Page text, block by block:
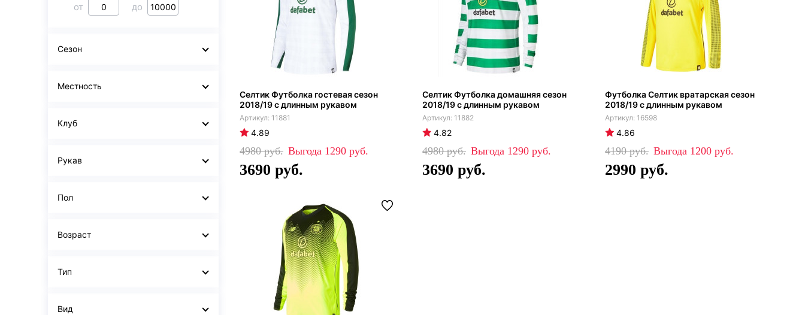
от до
Сезон
Местность
Клуб
Рукав
Пол
Возраст
Тип
Вид
Селтик Футболка гостевая сезон
2018/19 с длинным рукавом
11881
4.89
4980 1290
3690
Селтик Футболка домашняя сезон
2018/19 с длинным рукавом
11882
4.82
4980 1290
3690
Футболка Селтик вратарская сезон
2018/19 с длинным рукавом
16598
4.86
4190 1200
2990